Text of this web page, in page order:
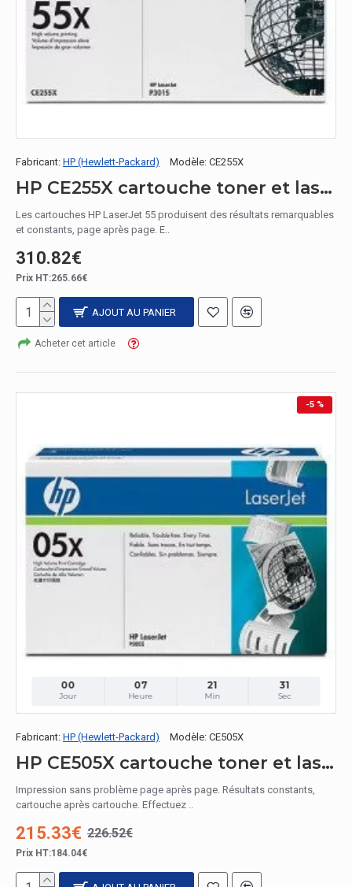
Fabricant: HP (Hewlett-Packard) Modèle: CE255X
HP CE255X cartouche toner et laser / CE255X Toner Noir
Les cartouches HP LaserJet 55 produisent des résultats remarquables
et constants, page après page. E..
310.82€
Prix HT:265.66€
AJOUT AU PANIER
Acheter cet article
-5 %
00
Jour
07
Heure
21
Min
30
Sec
Fabricant: HP (Hewlett-Packard) Modèle: CE505X
HP CE505X cartouche toner et laser / CE505X Toner Noir
Impression sans problème page après page. Résultats constants,
cartouche après cartouche. Effectuez ..
215.33€ 226.52€
Prix HT:184.04€